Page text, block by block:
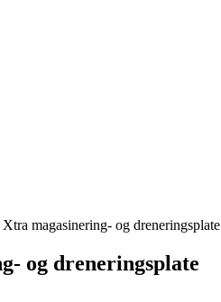
magasinering- og dreneringsplate
og dreneringsplate